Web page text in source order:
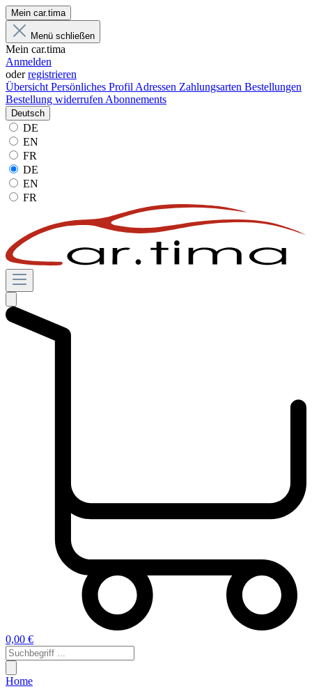
Mein car.tima
Menü schließen
Mein car.tima
Anmelden
oderregistrieren
Übersicht Persönliches Profil Adressen Zahlungsarten Bestellungen
Bestellung widerrufen Abonnements
Deutsch
DE
EN
FR
DE
EN
FR
0,00 €
Home